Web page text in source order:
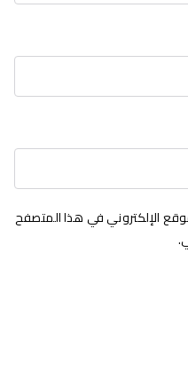
الإلكتروني في هذا المتصفح